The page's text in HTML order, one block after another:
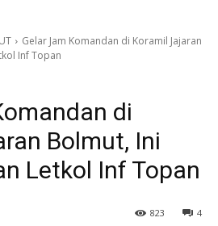
Gelar Jam Komandan di Koramil Jajaran
Inf Topan
di
Bolmut, Ini
Letkol Inf Topan
4
823